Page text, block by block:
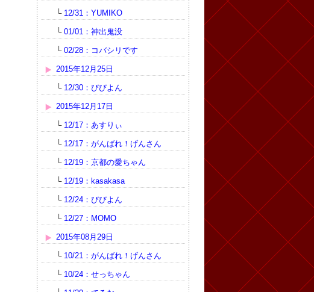
└ 12/31：YUMIKO
└ 01/01：神出鬼没
└ 02/28：コバシリです
2015年12月25日
└ 12/30：びびよん
2015年12月17日
└ 12/17：あすりぃ
└ 12/17：がんばれ！げんさん
└ 12/19：京都の愛ちゃん
└ 12/19：kasakasa
└ 12/24：びびよん
└ 12/27：MOMO
2015年08月29日
└ 10/21：がんばれ！げんさん
└ 10/24：せっちゃん